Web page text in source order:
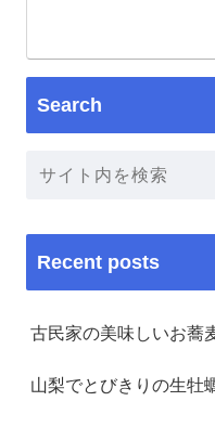
Search
Recent posts
古民家の美味しいお蕎
山梨でとびきりの生牡